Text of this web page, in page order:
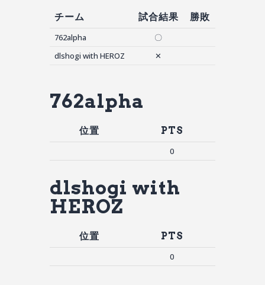
チーム 試合結果 勝敗
762alpha
〇
dlshogi with HEROZ
✕
762alpha
位置 PTS
0
dlshogi with
HEROZ
位置 PTS
0